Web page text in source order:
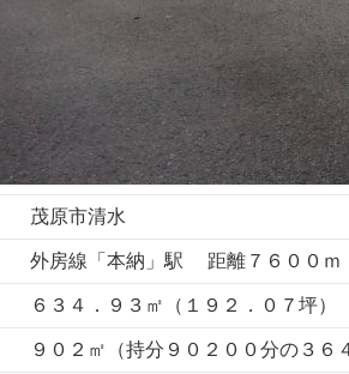
茂原市清水
外房線「本納」駅 距離７６００ｍ
６３４．９３㎡（１９２．０
９０２㎡（持分９０２００分の３６